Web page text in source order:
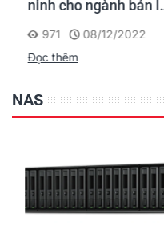
ninh cho ngành bán lẻ
971
08/12/2022
Đọc thêm
NAS